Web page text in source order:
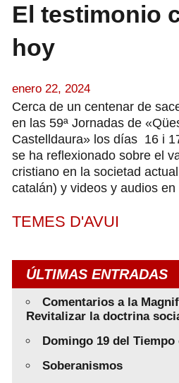
El testimonio
hoy
enero 22, 2024
Cerca de un centenar de
en las 59ª Jornadas de
Castelldaura» los días 16 i
se ha reflexionado sobre el
cristiano en la societad
catalán) y videos y audios
TEMES D'AVUI
ÚLTIMAS ENTRADAS
Comentarios a la
Revitalizar la doctrina
Domingo 19 del
Soberanismos